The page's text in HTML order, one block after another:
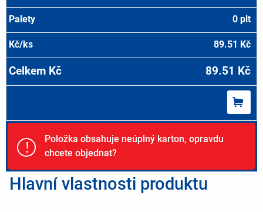
0 plt
89.51 Kč
89.51 Kč
!
Položka obsahuje neúplný karton, opravdu
chcete objednat?
Hlavní vlastnosti produktu